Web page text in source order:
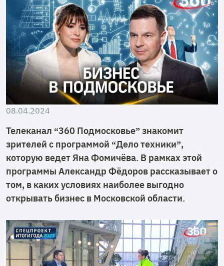
08.04.2024
Телеканал “360 Подмосковье” знакомит
зрителей с программой “Дело техники”,
которую ведет Яна Фомичёва. В рамках этой
программы Александр Фёдоров рассказывает о
том, в каких условиях наиболее выгодно
открывать бизнес в Московской области.